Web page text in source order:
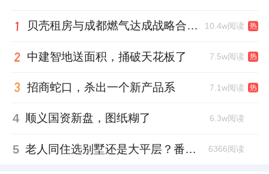
民问题。
在业主反馈之后，开发商与相关部分沟通，同
意出资在路边加装隔间屏。
华润新地块在出让文件中也提到，北侧首排居
时采取建筑隔声、优化布局、加强绿化等综合
贝壳租房与成都燃气达成战略合作 打通安全巡检“最后一米” 10.4w阅读 热
中建智地送面积，捅破天花板了 7.5w阅读 热
招商蛇口，杀出一个新产品系 7.1w阅读 热
4 顺义国资新盘，图纸糊了 6.3w阅读
5 老人同住选别墅还是大平层？番禺这份豪宅榜单给出了答案 6366阅读